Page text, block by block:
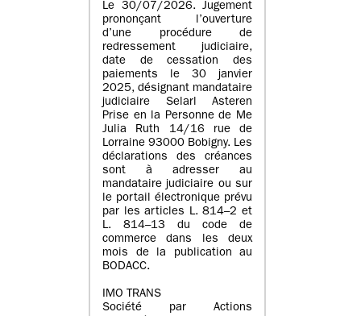
Le 30/07/2026. Jugement
prononçant l’ouverture
d’une procédure de
redressement judiciaire,
date de cessation des
paiements le 30 janvier
2025, désignant mandataire
judiciaire Selarl Asteren
Prise en la Personne de Me
Julia Ruth 14/16 rue de
Lorraine 93000 Bobigny. Les
déclarations des créances
sont à adresser au
mandataire judiciaire ou sur
le portail électronique prévu
par les articles L. 814–2 et
L. 814–13 du code de
commerce dans les deux
mois de la publication au
BODACC.
IMO TRANS
Société par Actions